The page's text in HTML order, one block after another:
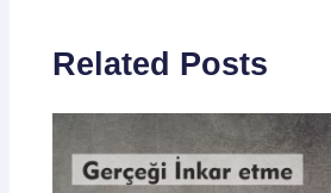
Related Posts